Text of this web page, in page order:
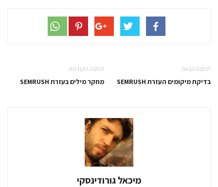
לכתבה הקודמת
מחקר מילים בעזרת SEMRUSH
לכתבה הבאה
בדיקת מיקומים העזרת SEMRUSH
מיכאל גורודינסקי